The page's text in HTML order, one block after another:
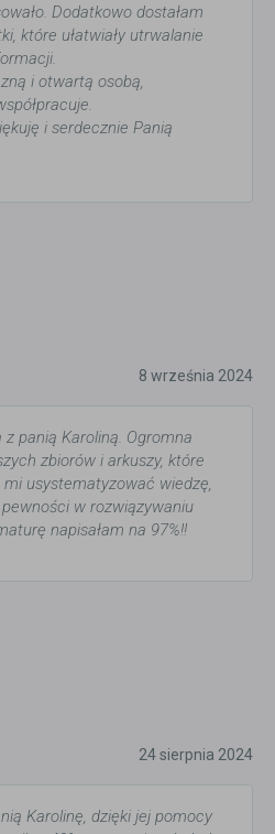
Dodatkowo dostałam
które ułatwiały utrwalanie
i otwartą osobą,
i serdecznie Panią
8 września 2024
panią Karoliną. Ogromna
zbiorów i arkuszy, które
mi usystematyzować wiedzę,
w rozwiązywaniu
napisałam na 97%!!
24 sierpnia 2024
Karolinę, dzięki jej pomocy